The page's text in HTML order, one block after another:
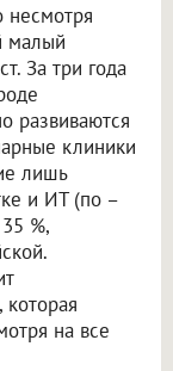
несмотря
малый
За три года
развиваются
клиники
лишь
и ИТ (по –
%,
на все